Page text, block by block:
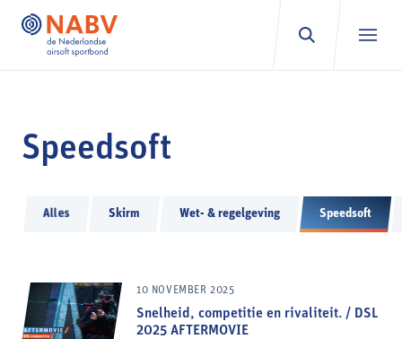
Speedsoft
Alles Skirm Wet- & regelgeving Speedsoft
10 NOVEMBER 2025
Snelheid, competitie en rivaliteit. / DSL
2025 AFTERMOVIE